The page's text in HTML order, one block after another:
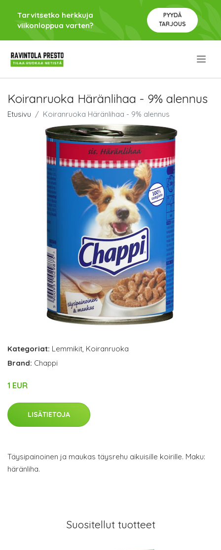
Tarvitsetko herkkuja
viikonloppua varten?
PYYDÄ
TARJOUS
Koiranruoka Häränlihaa - 9% alennus
Etusivu Koiranruoka Häränlihaa - 9% alennus
Kategoriat: Lemmikit, Koiranruoka
Brand: Chappi
1 EUR
LISÄTIETOJA
Täysipainoinen ja maukas täysrehu aikuisille koirille. Maku:
häränliha.
Suositellut tuotteet